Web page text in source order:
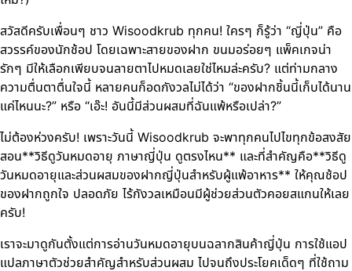
สวัสดีครับเพื่อนๆ ชาว Wisoodkrub ทุกคน! ใครๆ ก็รู้ว่า “ญี่ปุ่น” คือ
สวรรค์ของนักช้อป โดยเฉพาะสายของฝาก ขนมอร่อยๆ แพ็คเกจน่า
รักๆ มีให้เลือกเพียบจนลายตาไปหมดเลยใช่ไหมล่ะครับ? แต่ท่ามกลาง
ความตื่นตาตื่นใจนี้ หลายคนก็อดกังวลไม่ได้ว่า “ของฝากชิ้นนี้เก็บได้นาน
แค่ไหนนะ?” หรือ “เอ๊ะ! อันนี้มีส่วนผสมที่ฉันแพ้หรือเปล่า?”
ไม่ต้องห่วงครับ! เพราะวันนี้ Wisoodkrub จะพาทุกคนไปไขทุกข้อสงสัย
สอน**วิธีดูวันหมดอายุ ภาษาญี่ปุ่น ดูตรงไหน** และที่สำคัญคือ**วิธีดู
วันหมดอายุและส่วนผสมของฝากญี่ปุ่นสำหรับผู้แพ้อาหาร** ให้คุณช้อป
ของฝากถูกใจ ปลอดภัย ไร้กังวลเหมือนมีผู้ช่วยส่วนตัวคอยสแกนให้เลย
ครับ!
เราจะมาดูกันตั้งแต่การอ่านวันหมดอายุบนฉลากสินค้าญี่ปุ่น การใช้แอป
แปลภาษาตัวช่วยสำคัญสำหรับส่วนผสม ไปจนถึงประโยคเด็ดๆ ที่ใช้ถาม